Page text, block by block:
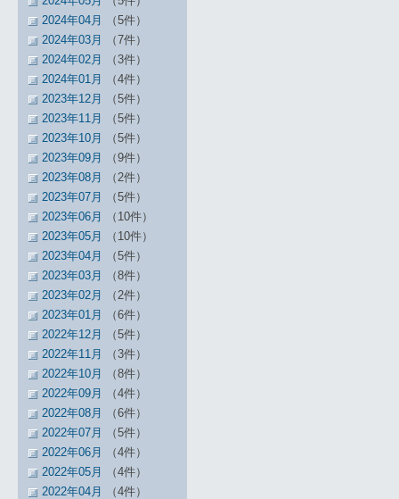
2024年04月
（5件）
2024年03月
（7件）
2024年02月
（3件）
2024年01月
（4件）
2023年12月
（5件）
2023年11月
（5件）
2023年10月
（5件）
2023年09月
（9件）
2023年08月
（2件）
2023年07月
（5件）
2023年06月
（10件）
2023年05月
（10件）
2023年04月
（5件）
2023年03月
（8件）
2023年02月
（2件）
2023年01月
（6件）
2022年12月
（5件）
2022年11月
（3件）
2022年10月
（8件）
2022年09月
（4件）
2022年08月
（6件）
2022年07月
（5件）
2022年06月
（4件）
2022年05月
（4件）
2022年04月
（4件）